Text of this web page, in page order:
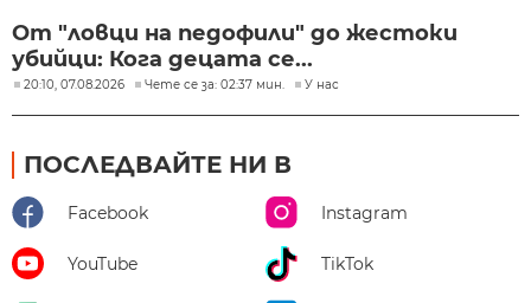
От "ловци на педофили" до жестоки
убийци: Кога децата се...
20:10, 07.08.2026 Чете се за: 02:37 мин. У нас
ПОСЛЕДВАЙТЕ НИ В
Facebook Instagram
YouTube TikTok